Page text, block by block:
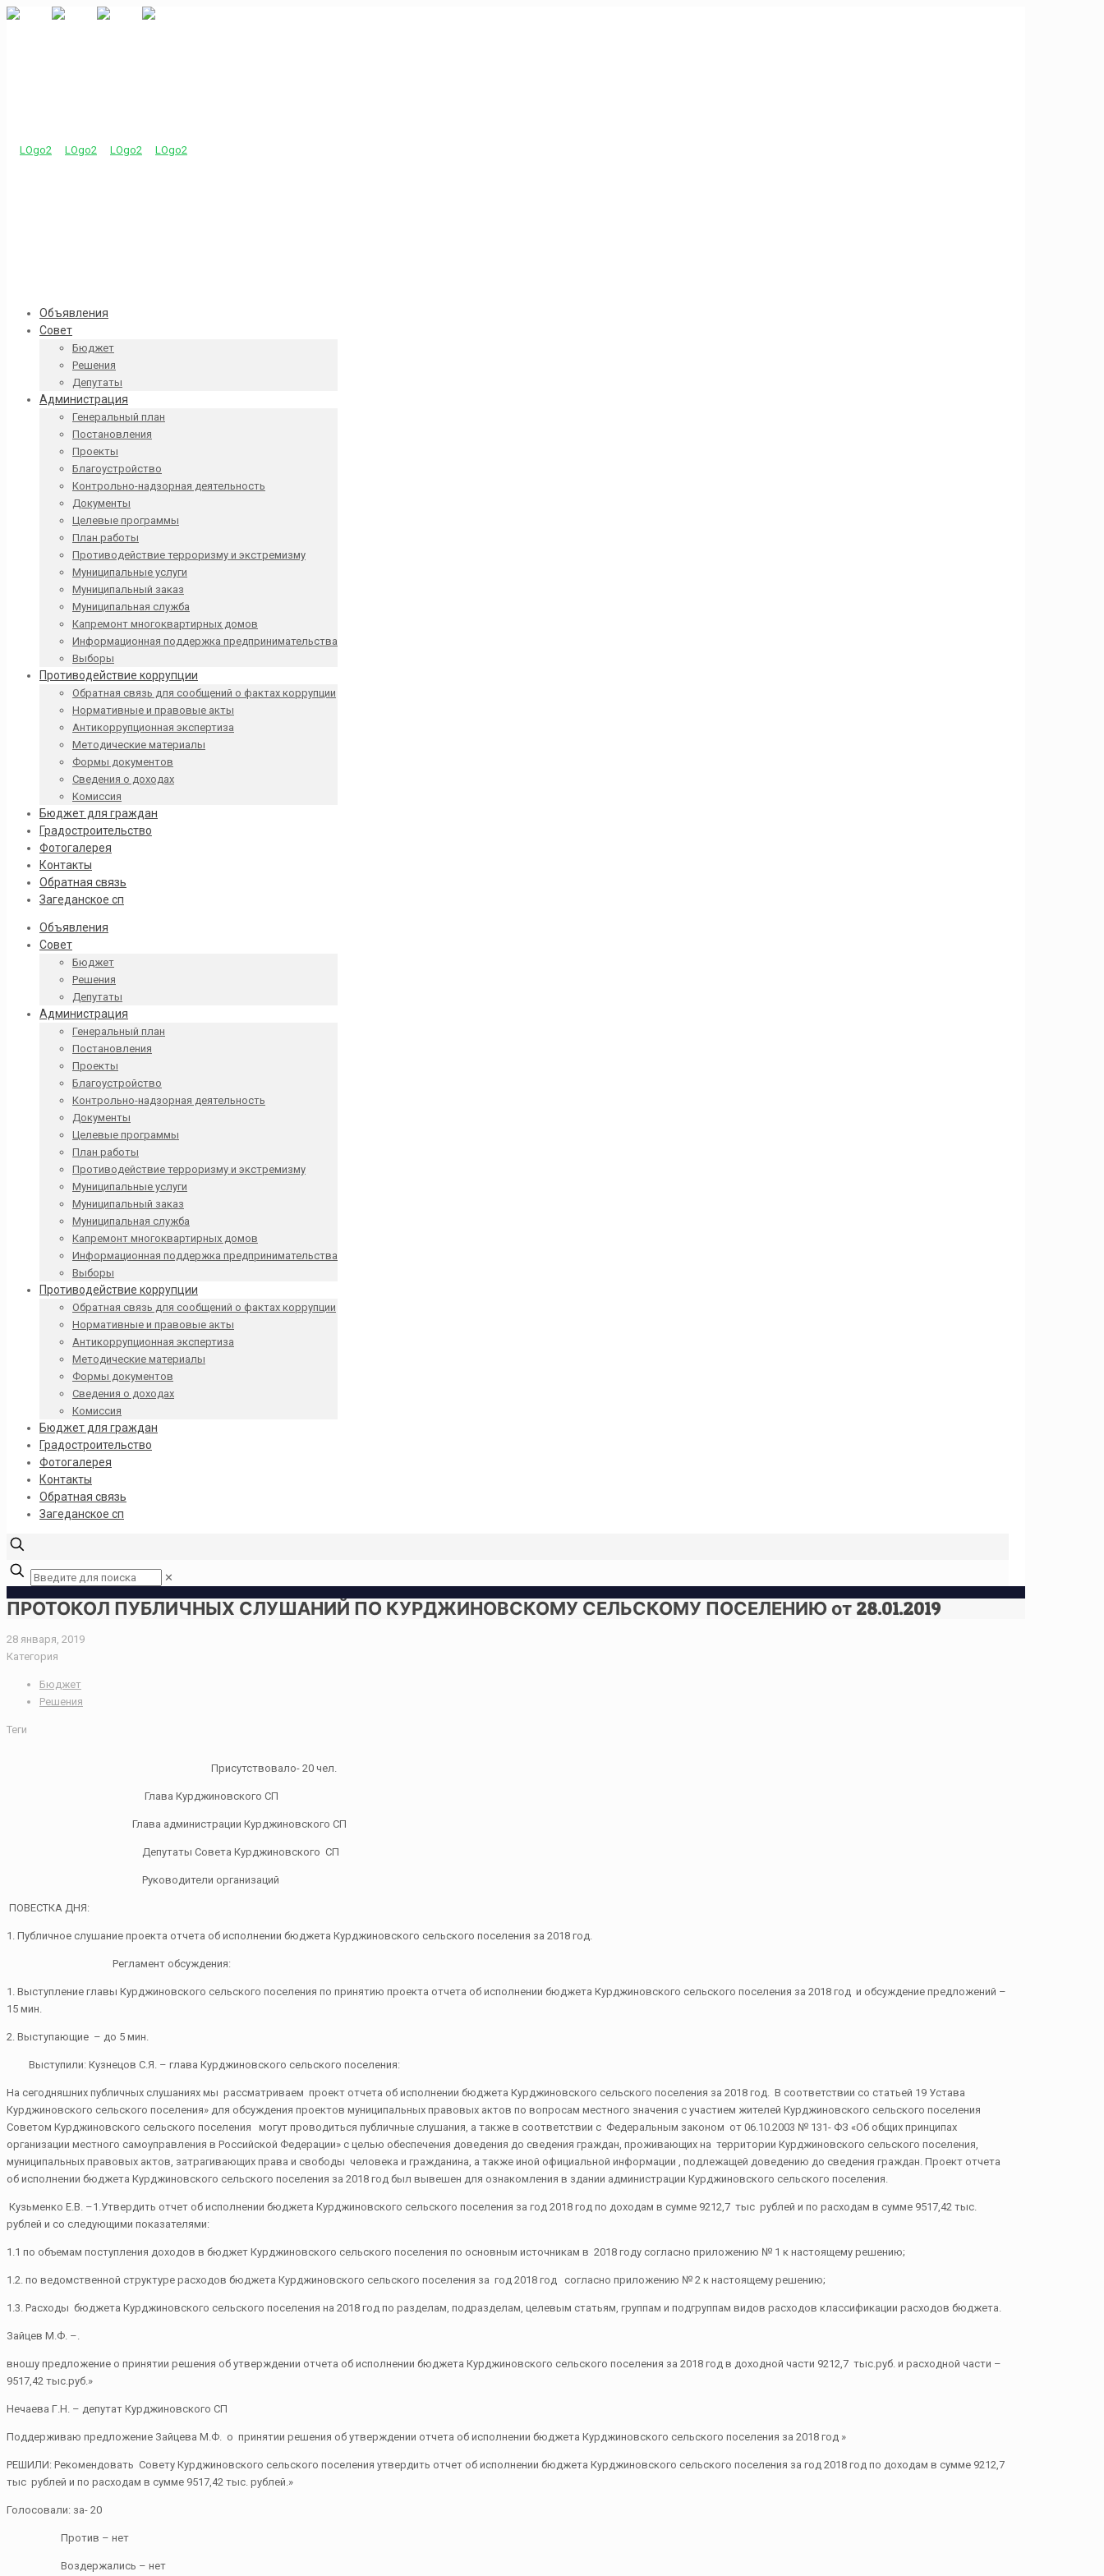
Объявления
Совет
Бюджет
Решения
Депутаты
Администрация
Генеральный план
Постановления
Проекты
Благоустройство
Контрольно-надзорная деятельность
Документы
Целевые программы
План работы
Противодействие терроризму и экстремизму
Муниципальные услуги
Муниципальный заказ
Муниципальная служба
Капремонт многоквартирных домов
Информационная поддержка предпринимательства
Выборы
Противодействие коррупции
Обратная связь для сообщений о фактах коррупции
Нормативные и правовые акты
Антикоррупционная экспертиза
Методические материалы
Формы документов
Сведения о доходах
Комиссия
Бюджет для граждан
Градостроительство
Фотогалерея
Контакты
Обратная связь
Загеданское сп
Объявления
Совет
Бюджет
Решения
Депутаты
Администрация
Генеральный план
Постановления
Проекты
Благоустройство
Контрольно-надзорная деятельность
Документы
Целевые программы
План работы
Противодействие терроризму и экстремизму
Муниципальные услуги
Муниципальный заказ
Муниципальная служба
Капремонт многоквартирных домов
Информационная поддержка предпринимательства
Выборы
Противодействие коррупции
Обратная связь для сообщений о фактах коррупции
Нормативные и правовые акты
Антикоррупционная экспертиза
Методические материалы
Формы документов
Сведения о доходах
Комиссия
Бюджет для граждан
Градостроительство
Фотогалерея
Контакты
Обратная связь
Загеданское сп
✕
ПРОТОКОЛ ПУБЛИЧНЫХ СЛУШАНИЙ ПО КУРДЖИНОВСКОМУ СЕЛЬСКОМУ ПОСЕЛЕНИЮ от 28.01.2019
28 января, 2019
Категория
Бюджет
Решения
Теги
Присутствовало- 20 чел.
Глава Курджиновского СП
Глава администрации Курджиновского СП
Депутаты Совета Курджиновского СП
Руководители организаций
ПОВЕСТКА ДНЯ:
1. Публичное слушание проекта отчета об исполнении бюджета Курджиновского сельского поселения за 2018 год.
Регламент обсуждения:
1. Выступление главы Курджиновского сельского поселения по принятию проекта отчета об исполнении бюджета Курджиновского сельского поселения за 2018 год и обсуждение предложений –
15 мин.
2. Выступающие – до 5 мин.
Выступили: Кузнецов С.Я. – глава Курджиновского сельского поселения:
На сегодняшних публичных слушаниях мы рассматриваем проект отчета об исполнении бюджета Курджиновского сельского поселения за 2018 год. В соответствии со статьей 19 Устава
Курджиновского сельского поселения» для обсуждения проектов муниципальных правовых актов по вопросам местного значения с участием жителей Курджиновского сельского поселения
Советом Курджиновского сельского поселения могут проводиться публичные слушания, а также в соответствии с Федеральным законом от 06.10.2003 № 131- ФЗ «Об общих принципах
организации местного самоуправления в Российской Федерации» с целью обеспечения доведения до сведения граждан, проживающих на территории Курджиновского сельского поселения,
муниципальных правовых актов, затрагивающих права и свободы человека и гражданина, а также иной официальной информации , подлежащей доведению до сведения граждан. Проект отчета
об исполнении бюджета Курджиновского сельского поселения за 2018 год был вывешен для ознакомления в здании администрации Курджиновского сельского поселения.
Кузьменко Е.В. –1.Утвердить отчет об исполнении бюджета Курджиновского сельского поселения за год 2018 год по доходам в сумме 9212,7 тыс рублей и по расходам в сумме 9517,42 тыс.
рублей и со следующими показателями:
1.1 по объемам поступления доходов в бюджет Курджиновского сельского поселения по основным источникам в 2018 году согласно приложению № 1 к настоящему решению;
1.2. по ведомственной структуре расходов бюджета Курджиновского сельского поселения за год 2018 год согласно приложению № 2 к настоящему решению;
1.3. Расходы бюджета Курджиновского сельского поселения на 2018 год по разделам, подразделам, целевым статьям, группам и подгруппам видов расходов классификации расходов бюджета.
Зайцев М.Ф. –.
вношу предложение о принятии решения об утверждении отчета об исполнении бюджета Курджиновского сельского поселения за 2018 год в доходной части 9212,7 тыс.руб. и расходной части –
9517,42 тыс.руб.»
Нечаева Г.Н. – депутат Курджиновского СП
Поддерживаю предложение Зайцева М.Ф. о принятии решения об утверждении отчета об исполнении бюджета Курджиновского сельского поселения за 2018 год »
РЕШИЛИ: Рекомендовать Совету Курджиновского сельского поселения утвердить отчет об исполнении бюджета Курджиновского сельского поселения за год 2018 год по доходам в сумме 9212,7
тыс рублей и по расходам в сумме 9517,42 тыс. рублей.»
Голосовали: за- 20
Против – нет
Воздержались – нет